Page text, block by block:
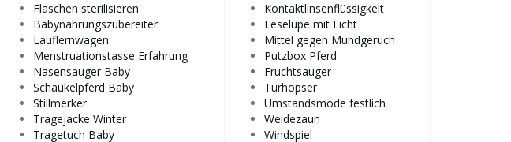
Flaschen sterilisieren
Babynahrungszubereiter
Lauflernwagen
Menstruationstasse Erfahrung
Nasensauger Baby
Schaukelpferd Baby
Stillmerker
Tragejacke Winter
Tragetuch Baby
Kontaktlinsenflüssigkeit
Leselupe mit Licht
Mittel gegen Mundgeruch
Putzbox Pferd
Fruchtsauger
Türhopser
Umstandsmode festlich
Weidezaun
Windspiel